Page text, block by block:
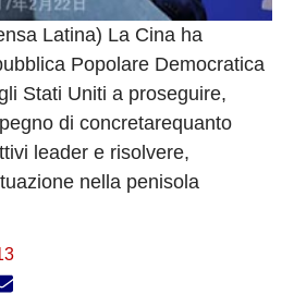
Latina) La Cina ha
Popolare Democratica
Stati Uniti a proseguire,
di concretarequanto
leader e risolvere,
nella penisola